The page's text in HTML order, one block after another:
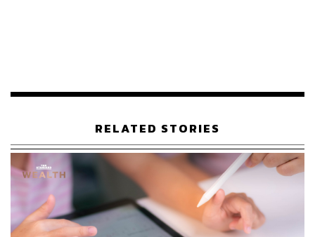
เพื่อสร้างสรรค์สัตว์ประหลาดยักษ์ให้ออกมาสมจริง และน่า
RELATED STORIES